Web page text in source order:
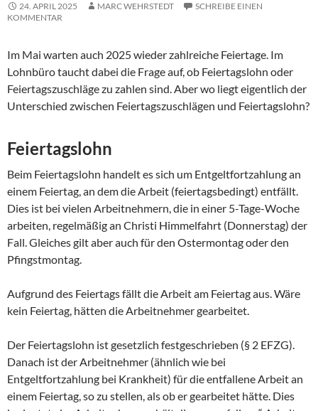
24. APRIL 2025 MARC WEHRSTEDT
SCHREIBE EINEN
KOMMENTAR
Im Mai warten auch 2025 wieder zahlreiche Feiertage. Im
Lohnbüro taucht dabei die Frage auf, ob Feiertagslohn oder
Feiertagszuschläge zu zahlen sind. Aber wo liegt eigentlich der
Unterschied zwischen Feiertagszuschlägen und Feiertagslohn?
Feiertagslohn
Beim Feiertagslohn handelt es sich um Entgeltfortzahlung an
einem Feiertag, an dem die Arbeit (feiertagsbedingt) entfällt.
Dies ist bei vielen Arbeitnehmern, die in einer 5-Tage-Woche
arbeiten, regelmäßig an Christi Himmelfahrt (Donnerstag) der
Fall. Gleiches gilt aber auch für den Ostermontag oder den
Pfingstmontag.
Aufgrund des Feiertags fällt die Arbeit am Feiertag aus. Wäre
kein Feiertag, hätten die Arbeitnehmer gearbeitet.
Der Feiertagslohn ist gesetzlich festgeschrieben (§ 2 EFZG).
Danach ist der Arbeitnehmer (ähnlich wie bei
Entgeltfortzahlung bei Krankheit) für die entfallene Arbeit an
einem Feiertag, so zu stellen, als ob er gearbeitet hätte. Dies